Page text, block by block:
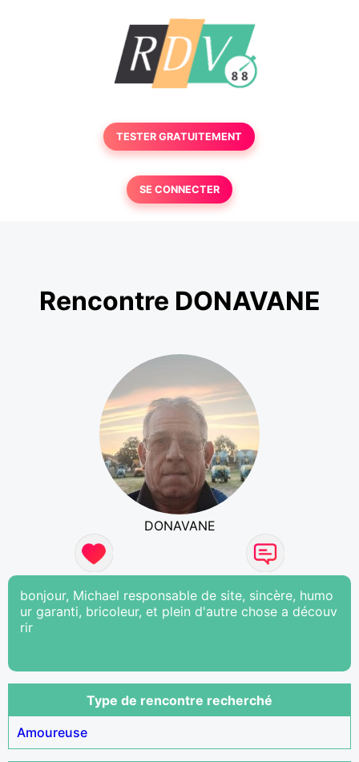
TESTER GRATUITEMENT
SE CONNECTER
Rencontre DONAVANE
DONAVANE
bonjour, Michael responsable de site, sincère, humo
ur garanti, bricoleur, et plein d'autre chose a découv
rir
Type de rencontre recherché
Amoureuse